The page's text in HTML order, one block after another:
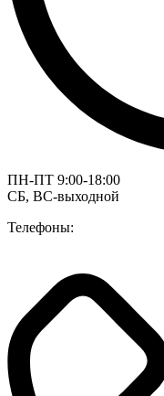
ПН-ПТ 9:00-18:00
СБ, ВС-выходной
Телефоны: